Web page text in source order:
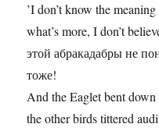
’I don’t know the
what’s more, I don’t
этой абракадабры не
тоже!
And the Eaglet bent
the other birds tittered